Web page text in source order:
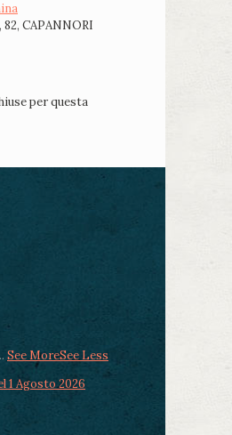
CAPANNORI
per questa
See MoreSee Less
1 Agosto 2026